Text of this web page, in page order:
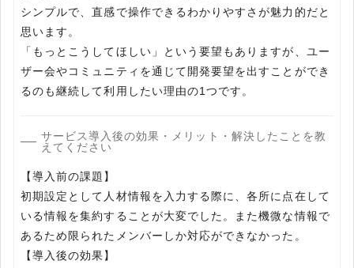
シンプルで、直感で操作できるわかりやすさが魅力的だと
思います。
「もっとこうしてほしい」という要望もありますが、ユー
ザー会やコミュニティを通じて開発要望を出すことができ
るのも継続して利用したい理由の1つです。
サービス導入後の効果・メリット・解決したことを教
えてください
【導入前の課題】
初期設定として人材情報を入力する際に、各所に点在して
いる情報を集約することが大変でした。また機微な情報で
あるため限られたメンバーしか対応ができなかった。
【導入後の効果】